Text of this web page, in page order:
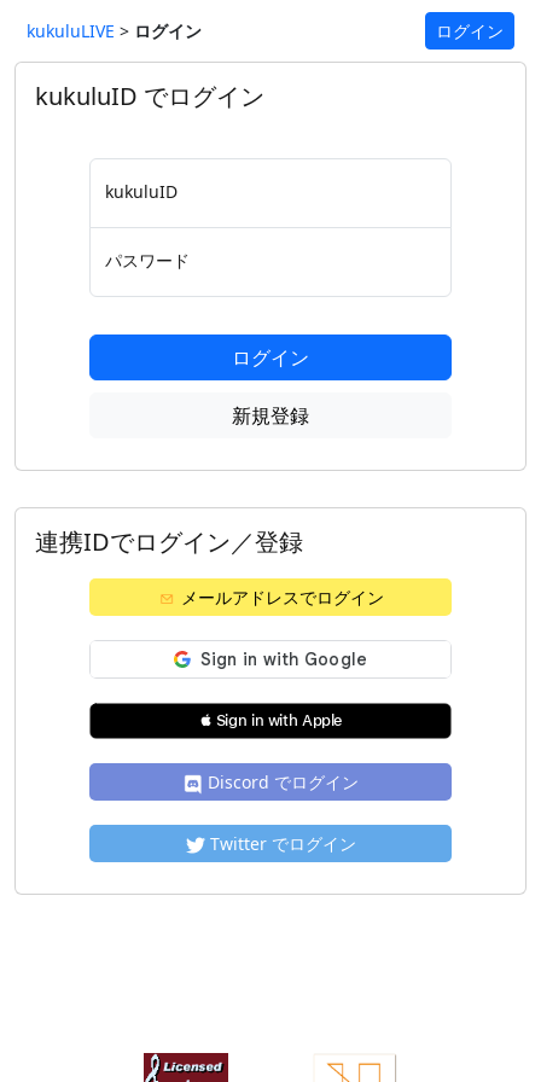
kukuluLIVE > ログイン ログイン
kukuluID でログイン
kukuluID
パスワード
ログイン
新規登録
連携IDでログイン／登録
メールアドレスでログイン
 Sign in with Apple
Discord でログイン
Twitter でログイン